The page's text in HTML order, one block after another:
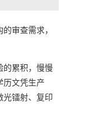
审查需求，
累积，慢慢
历文凭生产
镭射、复印